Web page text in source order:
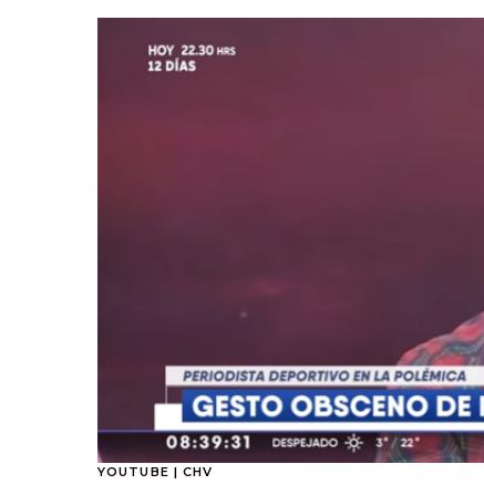
YOUTUBE | CHV